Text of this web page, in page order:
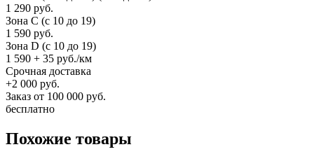
1 290 руб.
Зона C (c 10 до 19)
1 590 руб.
Зона D (c 10 до 19)
1 590 + 35 руб./км
Срочная доставка
+2 000 руб.
Заказ от 100 000 руб.
бесплатно
Похожие товары